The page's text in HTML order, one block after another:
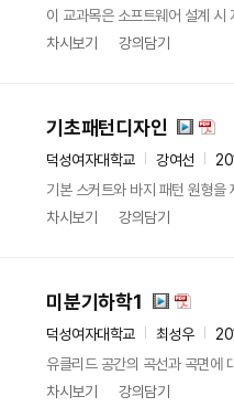
이 교과목은 소프트웨어 설계 시
차시보기
강의담기
기초패턴디자인
덕성여자대학교 강여선
기본 스커트와 바지 패턴 원형을
차시보기
강의담기
미분기하학1
덕성여자대학교 최성우
유클리드 공간의 곡선과 곡면에
차시보기
강의담기